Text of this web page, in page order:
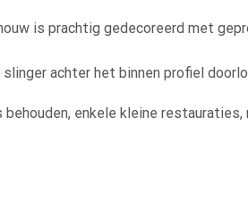
is prachtig gedecoreerd met
achter het binnen profiel
enkele kleine